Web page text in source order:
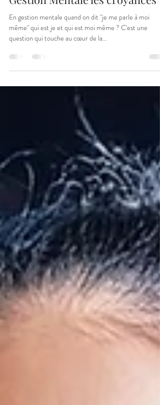
fredbruneau74
3 oct. 2024
2 min de lecture
Gestion Mentale les croyances
En gestion mentale quand on dit "je me parle à moi
question qui touche au cœur de la...